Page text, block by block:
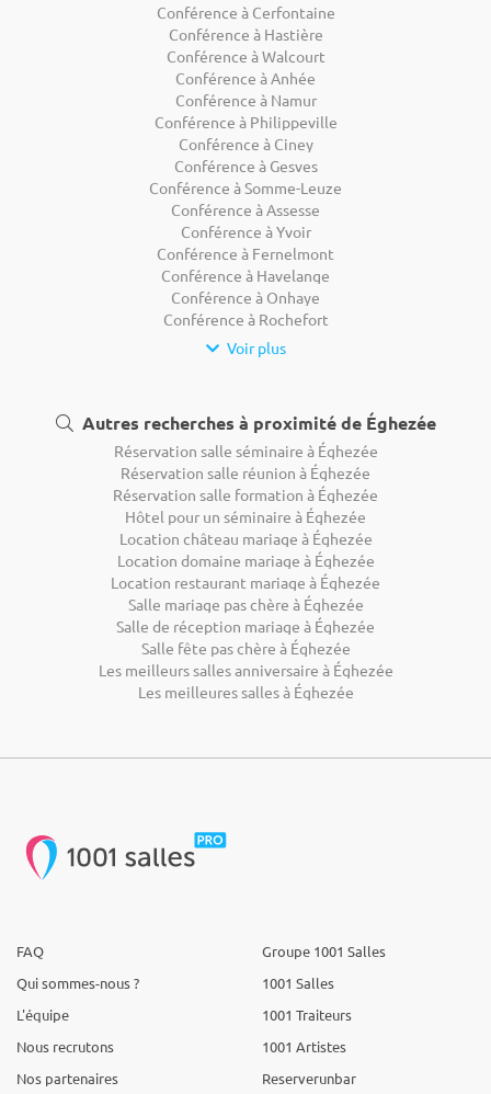
Conférence à Cerfontaine
Conférence à Hastière
Conférence à Walcourt
Conférence à Anhée
Conférence à Namur
Conférence à Philippeville
Conférence à Ciney
Conférence à Gesves
Conférence à Somme-Leuze
Conférence à Assesse
Conférence à Yvoir
Conférence à Fernelmont
Conférence à Havelange
Conférence à Onhaye
Conférence à Rochefort
Voir plus
Autres recherches à proximité de Éghezée
Réservation salle séminaire à Éghezée
Réservation salle réunion à Éghezée
Réservation salle formation à Éghezée
Hôtel pour un séminaire à Éghezée
Location château mariage à Éghezée
Location domaine mariage à Éghezée
Location restaurant mariage à Éghezée
Salle mariage pas chère à Éghezée
Salle de réception mariage à Éghezée
Salle fête pas chère à Éghezée
Les meilleurs salles anniversaire à Éghezée
Les meilleures salles à Éghezée
FAQ
Qui sommes-nous ?
L'équipe
Nous recrutons
Nos partenaires
Groupe 1001 Salles
1001 Salles
1001 Traiteurs
1001 Artistes
Reserverunbar